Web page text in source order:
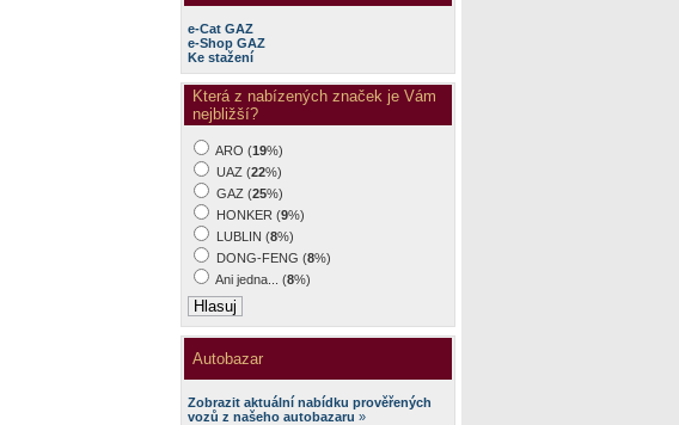
e-Cat GAZ
e-Shop GAZ
Ke stažení
Která z nabízených značek je Vám
nejbližší?
ARO (19%)
UAZ (22%)
GAZ (25%)
HONKER (9%)
LUBLIN (8%)
DONG-FENG (8%)
Ani jedna... (8%)
Autobazar
Zobrazit aktuální nabídku prověřených
vozů z našeho autobazaru »